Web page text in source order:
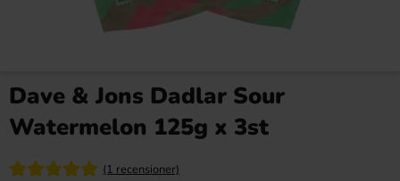
Dave & Jons Dadlar Sour
Watermelon 125g x 3st
(1 recensioner)